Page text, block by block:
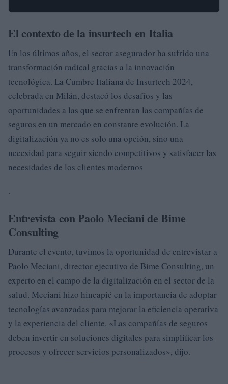
El contexto de la insurtech en Italia
En los últimos años, el sector asegurador ha sufrido una
transformación radical gracias a la innovación
tecnológica. La Cumbre Italiana de Insurtech 2024,
celebrada en Milán, destacó los desafíos y las
oportunidades a las que se enfrentan las compañías de
seguros en un mercado en constante evolución. La
digitalización ya no es solo una opción, sino una
necesidad para seguir siendo competitivos y satisfacer las
necesidades de los clientes modernos
.
Entrevista con Paolo Meciani de Bime
Consulting
Durante el evento, tuvimos la oportunidad de entrevistar a
Paolo Meciani, director ejecutivo de Bime Consulting, un
experto en el campo de la digitalización en el sector de la
salud. Meciani hizo hincapié en la importancia de adoptar
tecnologías avanzadas para mejorar la eficiencia operativa
y la experiencia del cliente. «Las compañías de seguros
deben invertir en soluciones digitales para simplificar los
procesos y ofrecer servicios personalizados», dijo.